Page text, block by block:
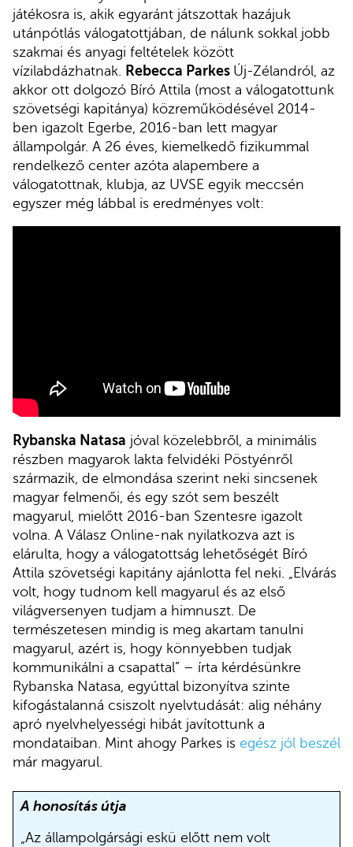
játékosra is, akik egyaránt játszottak hazájuk
utánpótlás válogatottjában, de nálunk sokkal jobb
szakmai és anyagi feltételek között
vízilabdázhatnak.
Rebecca Parkes Új-Zélandról, az
akkor ott dolgozó Bíró Attila (most a válogatottunk
szövetségi kapitánya) közreműködésével 2014-
ben igazolt Egerbe, 2016-ban lett magyar
állampolgár. A 26 éves, kiemelkedő fizikummal
rendelkező center azóta alapembere a
válogatottnak, klubja, az UVSE egyik meccsén
egyszer még lábbal is eredményes volt:
Rybanska Natasa jóval közelebbről, a minimális
részben magyarok lakta felvidéki Pöstyénről
származik, de elmondása szerint neki sincsenek
magyar felmenői, és egy szót sem beszélt
magyarul, mielőtt 2016-ban Szentesre igazolt
volna. A Válasz Online-nak nyilatkozva azt is
elárulta, hogy a válogatottság lehetőségét Bíró
Attila szövetségi kapitány ajánlotta fel neki. „Elvárás
volt, hogy tudnom kell magyarul és az első
világversenyen tudjam a himnuszt. De
természetesen mindig is meg akartam tanulni
magyarul, azért is, hogy könnyebben tudjak
kommunikálni a csapattal” – írta kérdésünkre
Rybanska Natasa, egyúttal bizonyítva szinte
kifogástalanná csiszolt nyelvtudását: alig néhány
apró nyelvhelyességi hibát javítottunk a
mondataiban. Mint ahogy Parkes is egész jól beszél
már magyarul.
A honosítás útja
„Az állampolgársági eskü előtt nem volt